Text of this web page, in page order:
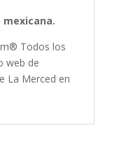
mexicana.
Todos los
web de
La Merced en